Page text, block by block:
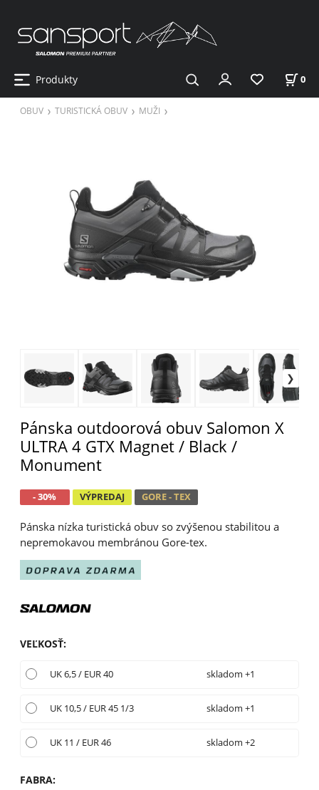
Produkty 0
OBUV TURISTICKÁ OBUV MUŽI
Pánska outdoorová obuv Salomon X
ULTRA 4 GTX Magnet / Black /
Monument
- 30% VÝPREDAJ GORE - TEX
Pánska nízka turistická obuv so zvýšenou stabilitou a
nepremokavou membránou Gore-tex.
VEĽKOSŤ:
UK 6,5 / EUR 40 skladom +1
UK 10,5 / EUR 45 1/3 skladom +1
UK 11 / EUR 46 skladom +2
FABRA: